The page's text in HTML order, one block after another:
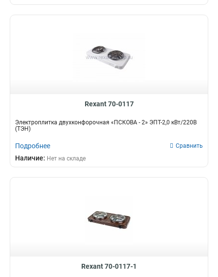
Rexant 70-0117
Электроплитка двухконфорочная «ПСКОВА - 2» ЭПТ-2,0 кВт/220В
(ТЭН)
Подробнее Сравнить
Наличие: Нет на складе
Rexant 70-0117-1